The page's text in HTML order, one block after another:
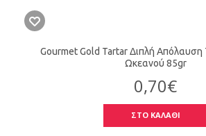
Gourmet Gold Tartar Διπλή Απόλαυση
Ωκεανού 85gr
0,70€
ΣΤΟ ΚΑΛΑΘΙ